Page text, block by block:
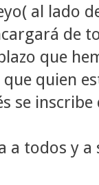
al lado
de
que
quien
se
a todos y